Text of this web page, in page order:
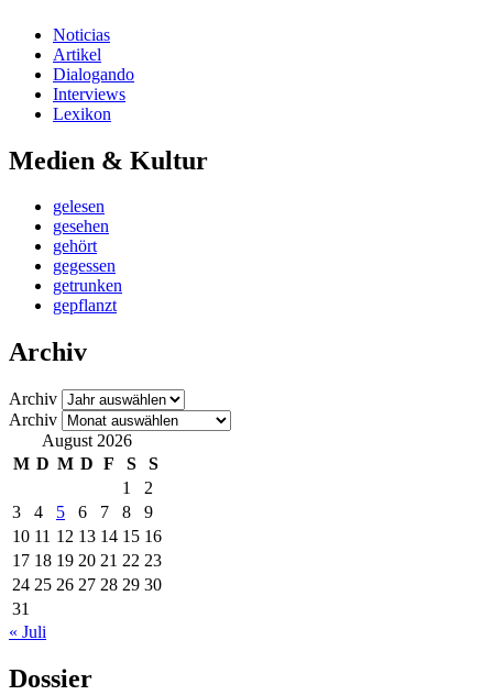
Noticias
Artikel
Dialogando
Interviews
Lexikon
Medien & Kultur
gelesen
gesehen
gehört
gegessen
getrunken
gepflanzt
Archiv
Archiv
Archiv
August 2026
M D M D F S
S
1
2
3
4 5 6 7 8
9
10 11 12 13 14 15 16
17 18 19 20 21 22 23
24 25 26 27 28 29 30
31
« Juli
Dossier